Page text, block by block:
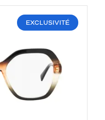
EXCLUSIVITÉ